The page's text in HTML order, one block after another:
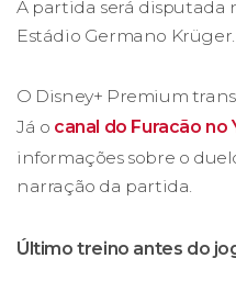
A partida será disputada
Estádio Germano Krüger.
O Disney+ Premium
Já o canal do Furacão no
informações sobre o
narração da partida.
Último treino antes do